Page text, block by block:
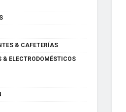
& CAFETERÍAS
& ELECTRODOMÉSTICOS